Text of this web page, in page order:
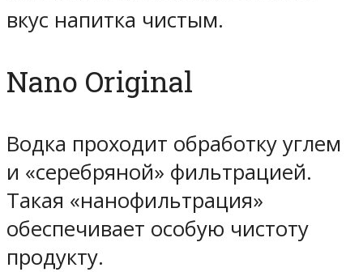
вкус напитка чистым.
Nano Original
Водка проходит обработку углем
и «серебряной» фильтрацией.
Такая «нанофильтрация»
обеспечивает особую чистоту
продукту.